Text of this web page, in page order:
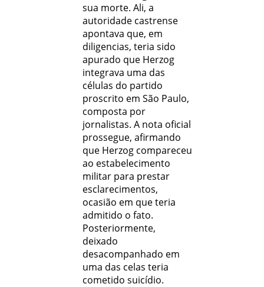
sua morte. Ali, a
autoridade castrense
apontava que, em
diligencias, teria sido
apurado que Herzog
integrava uma das
células do partido
proscrito em São Paulo,
composta por
jornalistas. A nota oficial
prossegue, afirmando
que Herzog compareceu
ao estabelecimento
militar para prestar
esclarecimentos,
ocasião em que teria
admitido o fato.
Posteriormente,
deixado
desacompanhado em
uma das celas teria
cometido suicídio.